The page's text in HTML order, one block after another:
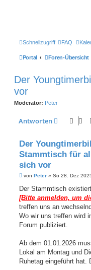
Schnellzugriff FAQ
Portal Foren-Übersicht
Der
vor
Moderator: Peter
Antworten
Der
Stammtisch für
sich vor
B
i
r
a
von Peter » So 28. Dez
Der Stammtisch existiert
[Bitte anmelden, um
treffen uns an
Wo wir uns treffen wird
Forum publiziert.
Ab dem 01.01.2026
Lokal am Montag und
Ruhetag eingeführt hat.